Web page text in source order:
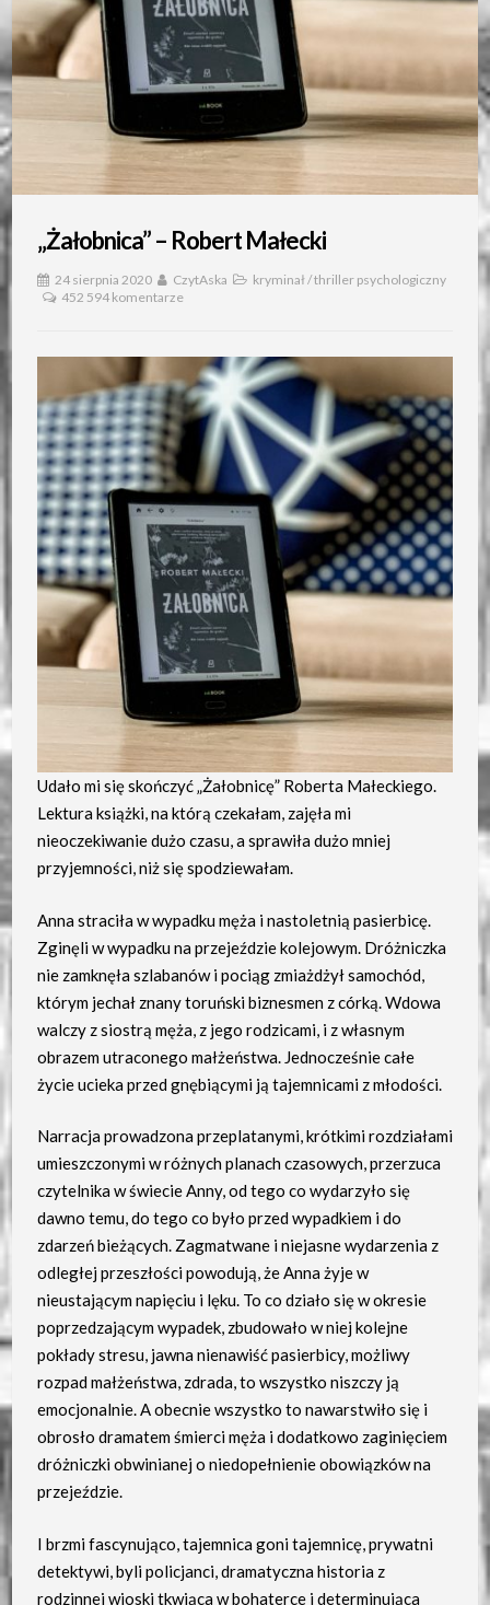
„Żałobnica” – Robert Małecki
24 sierpnia 2020 CzytAska kryminał/thriller psychologiczny
452 594 komentarze
Udało mi się skończyć „Żałobnicę” Roberta Małeckiego.
Lektura książki, na którą czekałam, zajęła mi
nieoczekiwanie dużo czasu, a sprawiła dużo mniej
przyjemności, niż się spodziewałam.
Anna straciła w wypadku męża i nastoletnią pasierbicę.
Zginęli w wypadku na przejeździe kolejowym. Dróżniczka
nie zamknęła szlabanów i pociąg zmiażdżył samochód,
którym jechał znany toruński biznesmen z córką. Wdowa
walczy z siostrą męża, z jego rodzicami, i z własnym
obrazem utraconego małżeństwa. Jednocześnie całe
życie ucieka przed gnębiącymi ją tajemnicami z młodości.
Narracja prowadzona przeplatanymi, krótkimi rozdziałami
umieszczonymi w różnych planach czasowych, przerzuca
czytelnika w świecie Anny, od tego co wydarzyło się
dawno temu, do tego co było przed wypadkiem i do
zdarzeń bieżących. Zagmatwane i niejasne wydarzenia z
odległej przeszłości powodują, że Anna żyje w
nieustającym napięciu i lęku. To co działo się w okresie
poprzedzającym wypadek, zbudowało w niej kolejne
pokłady stresu, jawna nienawiść pasierbicy, możliwy
rozpad małżeństwa, zdrada, to wszystko niszczy ją
emocjonalnie. A obecnie wszystko to nawarstwiło się i
obrosło dramatem śmierci męża i dodatkowo zaginięciem
dróżniczki obwinianej o niedopełnienie obowiązków na
przejeździe.
I brzmi fascynująco, tajemnica goni tajemnicę, prywatni
detektywi, byli policjanci, dramatyczna historia z
rodzinnej wioski tkwiąca w bohaterce i determinująca